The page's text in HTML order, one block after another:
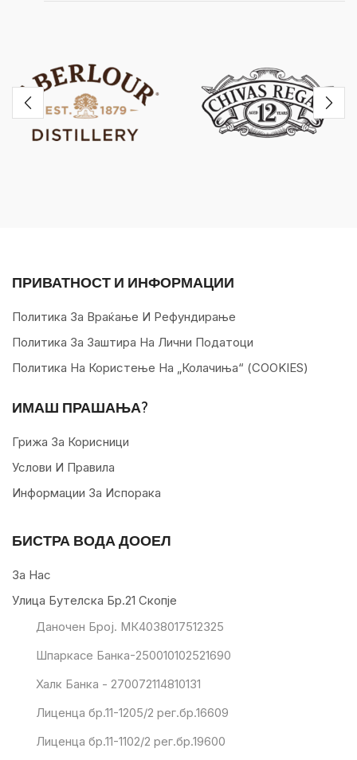
ПРИВАТНОСТ И ИНФОРМАЦИИ
Политика За Враќање И Рефундирање
Политика За Заштира На Лични Податоци
Политика На Користење На „колачиња“ (COOKIES)
ИМАШ ПРАШАЊА?
Грижа За Корисници
Услови И Правила
Информации За Испорака
БИСТРА ВОДА ДООЕЛ
За Нас
Улица Бутелска Бр.21 Скопје
Даночен Број. МК4038017512325
Шпаркасе Банка-250010102521690
Халк Банка - 270072114810131
Лиценца бр.11-1205/2 рег.бр.16609
Лиценца бр.11-1102/2 рег.бр.19600